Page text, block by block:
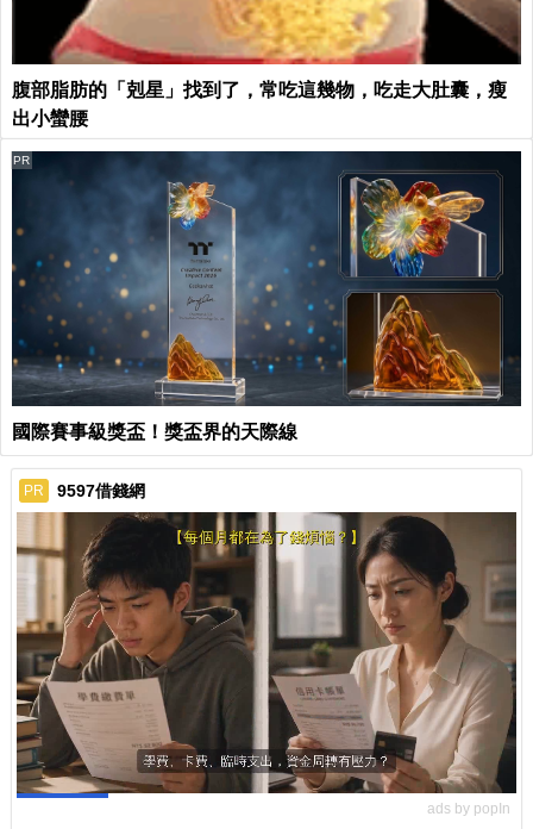
腹部脂肪的「剋星」找到了，常吃這幾物，吃走大肚囊，瘦
出小蠻腰
國際賽事級獎盃！獎盃界的天際線
PR
PR 9597借錢網
ads by popIn